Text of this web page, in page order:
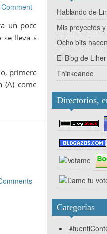
Comment
un poco
se lleva a
primero
(A) como
Hablando de
Mis proyectos
Ocho bits
El Blog de Liher
Thinkeando
Directorios,
Categorías